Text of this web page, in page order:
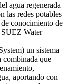
agua regenerada
las redes potables
conocimiento de
SUEZ Water
un sistema
combinada que
aportando con